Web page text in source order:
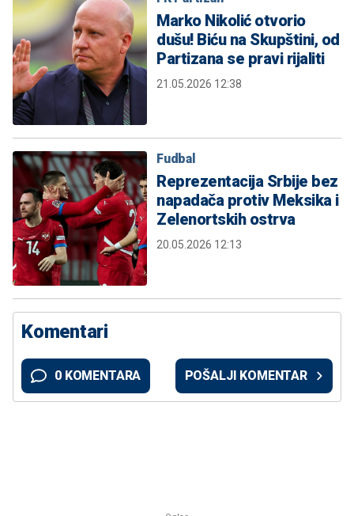
Marko Nikolić otvorio
dušu! Biću na Skupštini, od
Partizana se pravi rijaliti
21.05.2026 12:38
Fudbal
Reprezentacija Srbije bez
napadača protiv Meksika i
Zelenortskih ostrva
20.05.2026 12:13
Komentari
0 KOMENTARA POŠALJI KOMENTAR